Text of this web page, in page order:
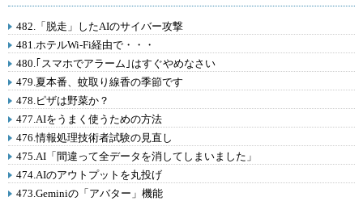
482.「脱走」したAIのサイバー攻撃
481.ホテルWi-Fi経由で・・・
480.｢スマホでアラーム｣はすぐやめなさい
479.夏本番、蚊取り線香の季節です
478.ピザは野菜か？
477.AIをうまく使うための方法
476.情報処理技術者試験の見直し
475.AI「間違って全データを消してしまいました」
474.AIのアウトプットを丸投げ
473.Geminiの「アバター」機能